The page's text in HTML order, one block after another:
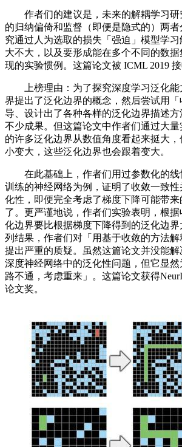
作者们的建议是，未来的解耦学习研
的归纳偏倚和监督（即便是隐式的）两
究通过人为选取的损失「强迫」模型学
大不大，以及要形成能在多个不同的数
现的实验惯例。这篇论文被 ICML 2019 接
上榜理由：为了探究深度学习泛化能
界提出了泛化边界的概念，然后尝试用
导、设计出了各种各样的泛化边界描述
不少成果。但这篇论文中作者们通过大
的许多泛化边界从数值角度看起来挺大
小变大，这些泛化边界也会跟着变大。
在此基础上，作者们用过参数化的线
训练的神经网络为例，证明了收敛一致
化性，即便完全考虑了梯度下降可能带
了。更严谨地说，作者们实验表明，根
化边界要比根据梯度下降得到的泛化边
列结果，作者们对「用基于收敛的方法
提出严重的质疑。虽然这篇论文并没能解
深度神经网络中的泛化性问题，但它显
路不通，考虑重来」。这篇论文获得
论文奖。